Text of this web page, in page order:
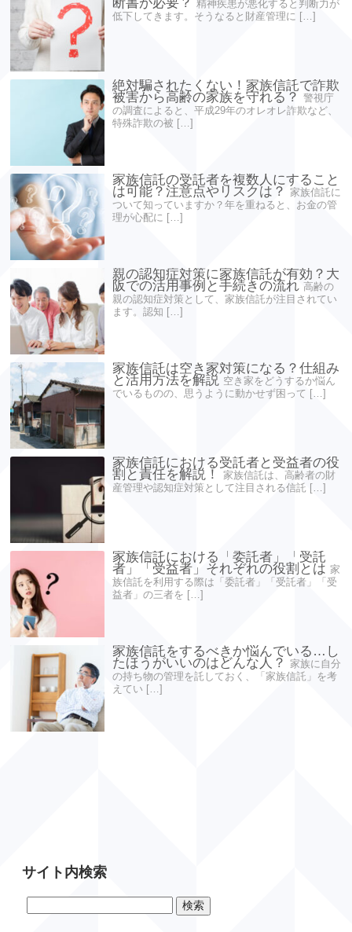
精神疾患が悪化すると判断力が
低下してきます。そうなると財産管理に […]
絶対騙されたくない！家族信託で詐欺
被害から高齢の家族を守れる？
警視庁
の調査によると、平成29年のオレオレ詐欺など、
特殊詐欺の被 […]
家族信託の受託者を複数人にすること
は可能？注意点やリスクは？
家族信託に
ついて知っていますか？年を重ねると、お金の管
理が心配に […]
親の認知症対策に家族信託が有効？大
阪での活用事例と手続きの流れ 高齢の
親の認知症対策として、家族信託が注目されてい
ます。認知 […]
家族信託は空き家対策になる？仕組み
と活用方法を解説 空き家をどうするか悩ん
でいるものの、思うように動かせず困って […]
家族信託における受託者と受益者の役
割と責任を解説！
家族信託は、高齢者の財
産管理や認知症対策として注目される信託 […]
家族信託における「委託者」「受託
者」「受益者」それぞれの役割とは 家
族信託を利用する際は「委託者」「受託者」「受
益者」の三者を […]
家族信託をするべきか悩んでいる…し
たほうがいいのはどんな人？
家族に自分
の持ち物の管理を託しておく、「家族信託」を考
えてい […]
サイト内検索